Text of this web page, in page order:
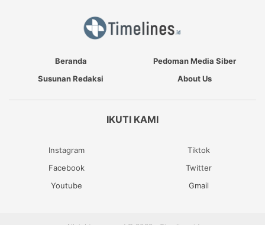
Beranda
Pedoman Media Siber
Susunan Redaksi
About Us
IKUTI KAMI
Instagram
Tiktok
Facebook
Twitter
Youtube
Gmail